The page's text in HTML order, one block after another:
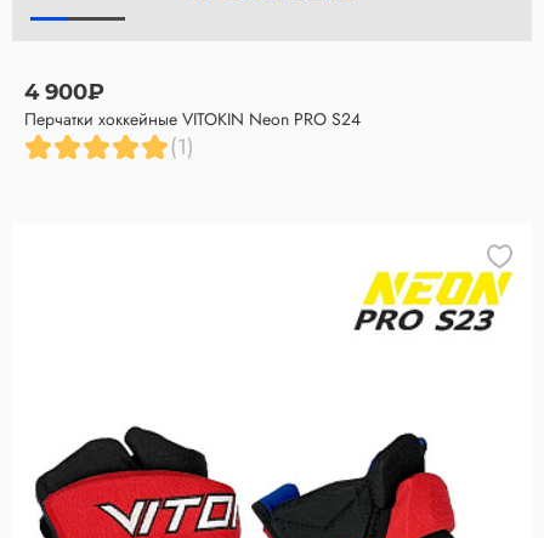
4 900₽
Перчатки хоккейные VITOKIN Neon PRO S24
(1)